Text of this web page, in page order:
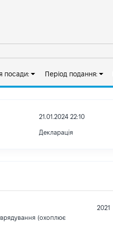
посади: Період подання:
21.01.2024 22:10
Декларація
(охоплює
2021